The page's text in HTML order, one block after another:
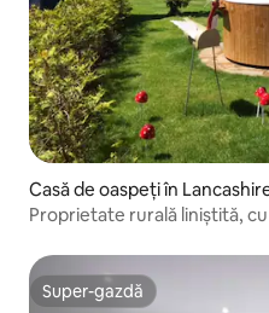
Casă de oaspeți în
Proprietate rurală liniștită,
Super-gazdă
Super-gazdă